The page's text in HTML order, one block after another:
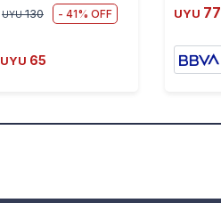
UYU 130 41
UYU 65
UYU 77